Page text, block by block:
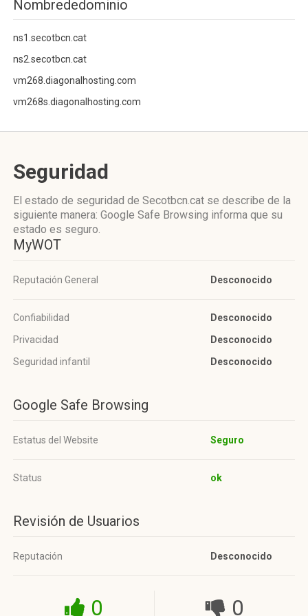
Nombrededominio
ns1.secotbcn.cat
ns2.secotbcn.cat
vm268.diagonalhosting.com
vm268s.diagonalhosting.com
Seguridad
El estado de seguridad de Secotbcn.cat se describe de la
siguiente manera: Google Safe Browsing informa que su
estado es seguro.
MyWOT
Reputación General Desconocido
Confiabilidad
Desconocido
Privacidad
Desconocido
Seguridad infantil
Desconocido
Google Safe Browsing
Estatus del Website Seguro
Status ok
Revisión de Usuarios
Reputación Desconocido
0 0